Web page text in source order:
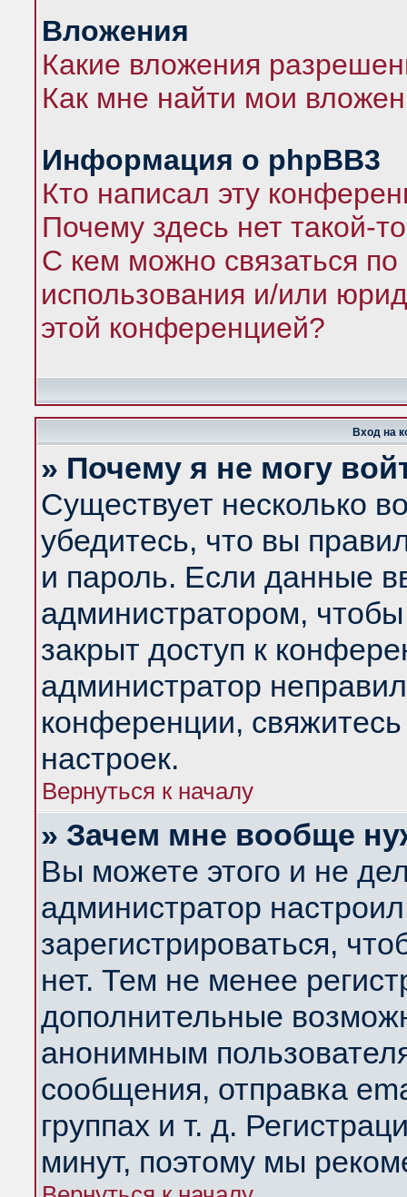
Вложения
Какие вложения
Как мне найти мои
Информация о phpBB3
Кто написал эту
Почему здесь нет такой-
С кем можно связаться по
использования и/или
этой конференцией?
Вход на
» Почему я не могу
Существует несколько
убедитесь, что вы
и пароль. Если данные
администратором,
закрыт доступ к
администратор
конференции,
настроек.
Вернуться к началу
» Зачем мне вообще
Вы можете этого и не
администратор
зарегистрироваться,
нет. Тем не менее
дополнительные
анонимным
сообщения, отправка
группах и т. д.
минут, поэтому мы